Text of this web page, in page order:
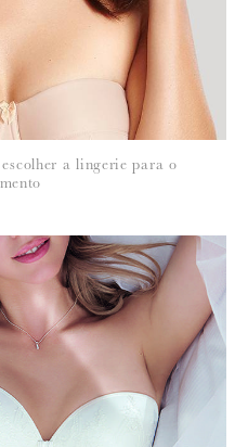
a lingerie para o